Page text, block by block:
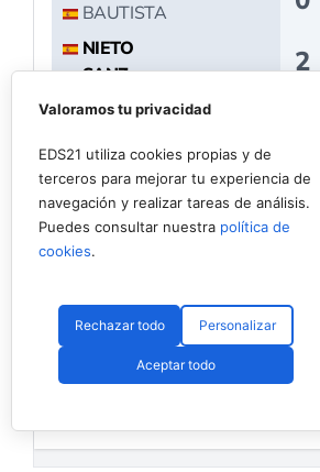
Valoramos tu privacidad
EDS21 utiliza cookies propias y de
terceros para mejorar tu experiencia de
navegación y realizar tareas de análisis.
Puedes consultar nuestra política de
cookies.
Rechazar todo Personalizar
Aceptar todo